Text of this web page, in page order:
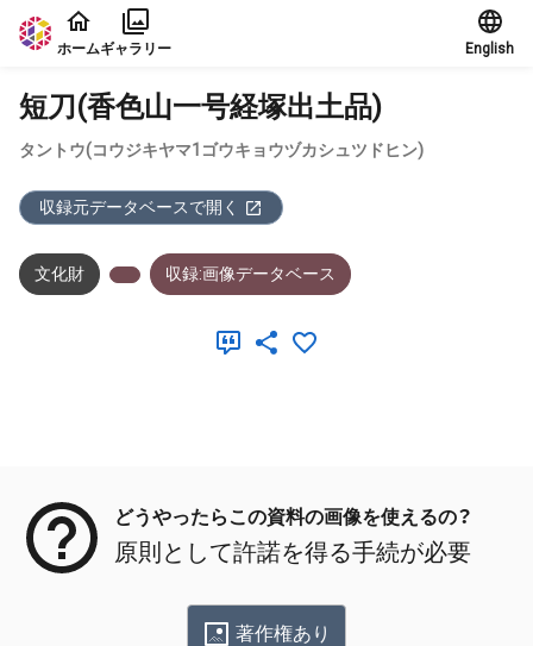
本文に飛ぶ
ホームギャラリー English
短刀(香色山一号経塚出土品)
タントウ(コウジキヤマ1ゴウキョウヅカシュツドヒン)
収録元データベースで開く
文化財 収録:画像データベース
どうやったらこの資料の画像を使えるの？
原則として許諾を得る手続が必要
著作権あり